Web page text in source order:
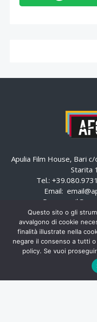
Apulia Film House, Bari
Starita
Tel.:
Email:
Pec:
Questo sito o gli
avvalgono di cookie
finalità illustrate nella
negare il consenso a tutti
policy. Se vuoi